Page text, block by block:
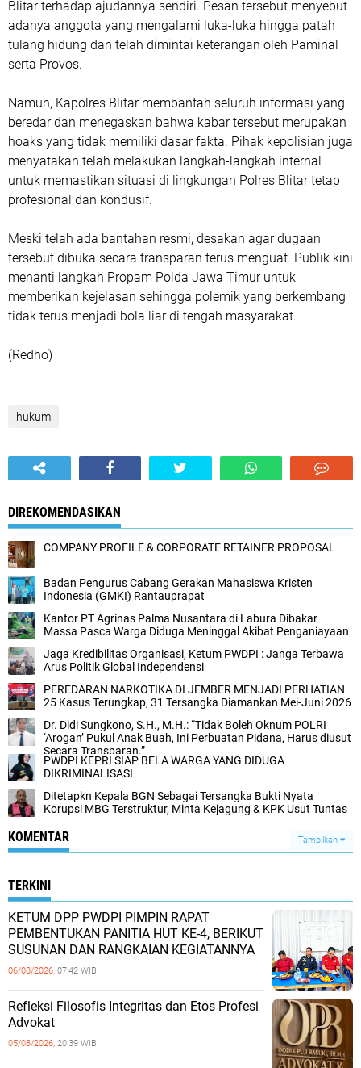
Blitar terhadap ajudannya sendiri. Pesan tersebut menyebut
adanya anggota yang mengalami luka-luka hingga patah
tulang hidung dan telah dimintai keterangan oleh Paminal
serta Provos.
Namun, Kapolres Blitar membantah seluruh informasi yang
beredar dan menegaskan bahwa kabar tersebut merupakan
hoaks yang tidak memiliki dasar fakta. Pihak kepolisian juga
menyatakan telah melakukan langkah-langkah internal
untuk memastikan situasi di lingkungan Polres Blitar tetap
profesional dan kondusif.
Meski telah ada bantahan resmi, desakan agar dugaan
tersebut dibuka secara transparan terus menguat. Publik kini
menanti langkah Propam Polda Jawa Timur untuk
memberikan kejelasan sehingga polemik yang berkembang
tidak terus menjadi bola liar di tengah masyarakat.
(Redho)
hukum
DIREKOMENDASIKAN
COMPANY PROFILE & CORPORATE RETAINER PROPOSAL
Badan Pengurus Cabang Gerakan Mahasiswa Kristen
Indonesia (GMKI) Rantauprapat
Kantor PT Agrinas Palma Nusantara di Labura Dibakar
Massa Pasca Warga Diduga Meninggal Akibat Penganiayaan
Jaga Kredibilitas Organisasi, Ketum PWDPI : Janga Terbawa
Arus Politik Global Independensi
PEREDARAN NARKOTIKA DI JEMBER MENJADI PERHATIAN
25 Kasus Terungkap, 31 Tersangka Diamankan Mei-Juni 2026
Dr. Didi Sungkono, S.H., M.H.: “Tidak Boleh Oknum POLRI
‘Arogan’ Pukul Anak Buah, Ini Perbuatan Pidana, Harus diusut
Secara Transparan.”
PWDPI KEPRI SIAP BELA WARGA YANG DIDUGA
DIKRIMINALISASI
Ditetapkn Kepala BGN Sebagai Tersangka Bukti Nyata
Korupsi MBG Terstruktur, Minta Kejagung & KPK Usut Tuntas
KOMENTAR Tampilkan
TERKINI
KETUM DPP PWDPI PIMPIN RAPAT
PEMBENTUKAN PANITIA HUT KE-4, BERIKUT
SUSUNAN DAN RANGKAIAN KEGIATANNYA
06/08/2026, 07:42 WIB
Refleksi Filosofis Integritas dan Etos Profesi
Advokat
05/08/2026, 20:39 WIB